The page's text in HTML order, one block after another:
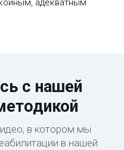
адекватным
с нашей
в котором мы
в нашей